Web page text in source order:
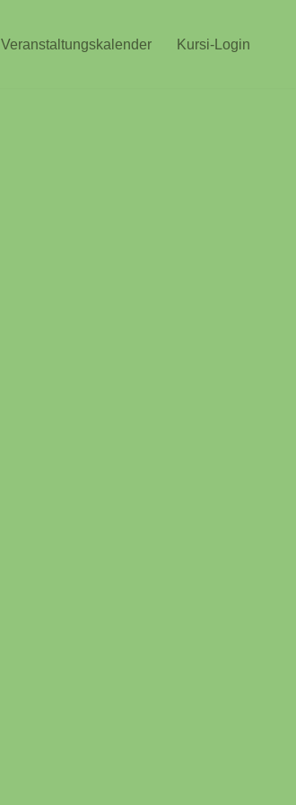
Veranstaltungskalender Kursi-Login